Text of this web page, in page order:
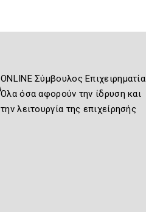
ONLINE Σύμβουλος Επιχειρηματία
Όλα όσα αφορούν την ίδρυση και
την λειτουργία της επιχείρησής